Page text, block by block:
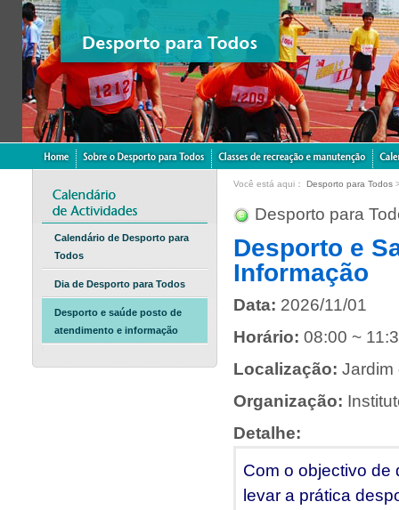
Calendário de Desporto para
Todos
Dia de Desporto para Todos
Desporto e saúde posto de
atendimento e informação
Você está aqui： Desporto para Todos
Desporto para
Desporto e
Informação
Data: 2026/11/01
Horário: 08:00 ~
Localização: Jardim
Organização:
Detalhe:
Com o objectivo de
levar a prática